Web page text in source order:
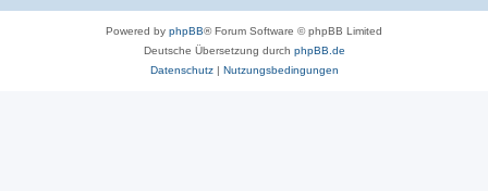
Powered by phpBB® Forum Software © phpBB Limited
Deutsche Übersetzung durch phpBB.de
Datenschutz| Nutzungsbedingungen